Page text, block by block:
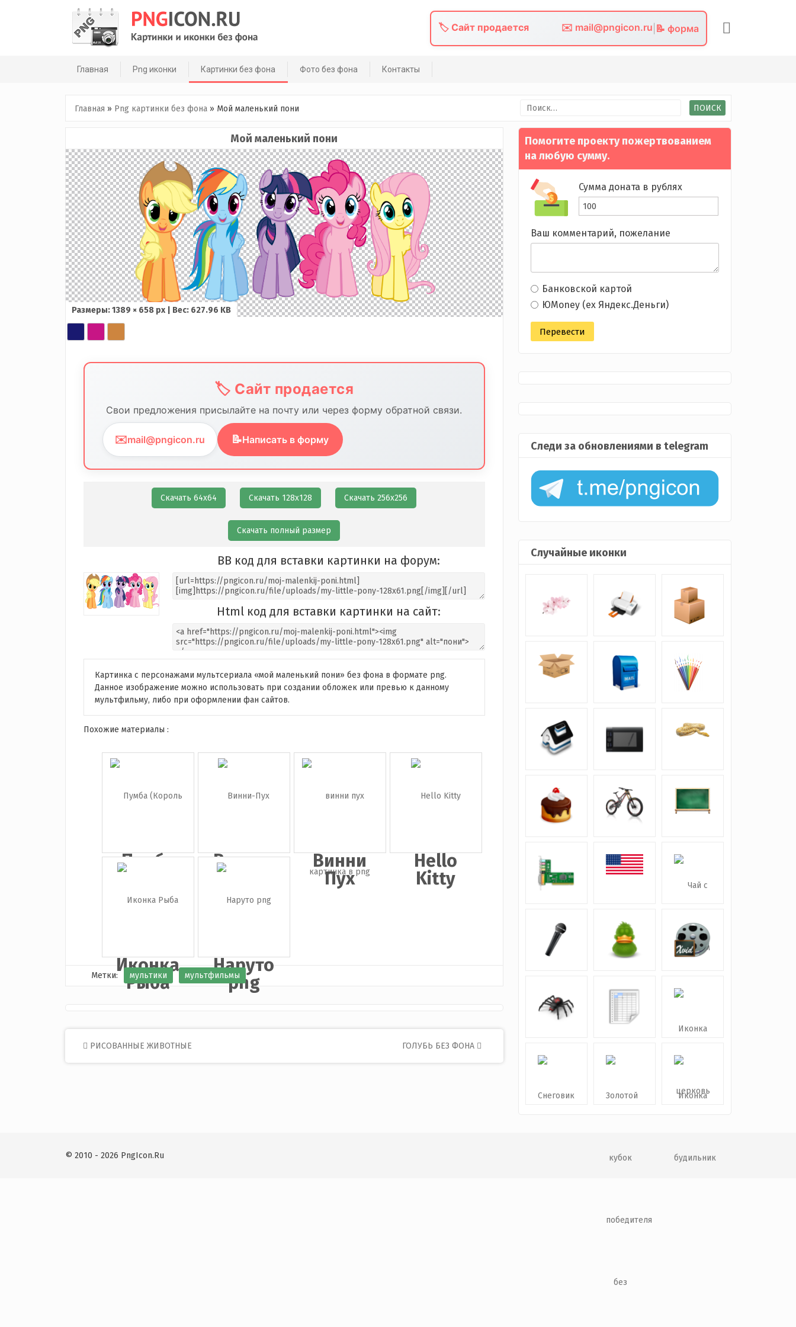
🏷️ Сайт продается ✉️ mail@pngicon.ru 📝 форма
Главная Png иконки Картинки без фона Фото без фона Контакты
Главная » Png картинки без фона» Мой маленький пони Найти:
Мой маленький пони
Размеры: 1389 × 658 px | Вес: 627.96 KB
🏷️ Сайт продается
Свои предложения присылайте на почту или через форму обратной связи.
✉️mail@pngicon.ru 📝Написать в форму
Скачать 64х64 Скачать 128х128 Скачать 256х256
Скачать полный размер
BB код для вставки картинки на форум:
Html код для вставки картинки на сайт:
Картинка с персонажами мультсериала «мой маленький пони» без фона в формате png.
Данное изображение можно использовать при создании обложек или превью к данному
мультфильму, либо при оформлении фан сайтов.
Похожие материалы :
Пумба
(Король
Лев...
Винни-
Винни
Пух
Hello
Kitty
Иконка
Рыба
Наруто
png
Метки: мультики мультфильмы
Post
navigation
РИСОВАННЫЕ ЖИВОТНЫЕ ГОЛУБЬ БЕЗ ФОНА
Помогите проекту пожертвованием
на любую сумму.
Сумма доната в рублях
Ваш комментарий, пожелание
Банковской картой
ЮMoney (ex Яндекс.Деньги)
Следи за обновлениями в telegram
Случайные иконки
© 2010 - 2026 PngIcon.Ru